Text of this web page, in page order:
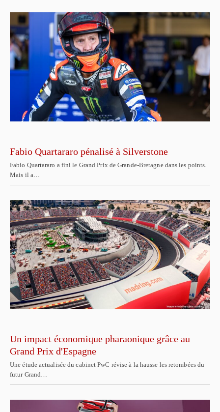
Fabio Quartararo pénalisé à Silverstone
Fabio Quartararo a fini le Grand Prix de Grande-Bretagne dans les points.
Mais il a…
Un impact économique pharaonique grâce au
Grand Prix d'Espagne
Une étude actualisée du cabinet PwC révise à la hausse les retombées du
futur Grand…